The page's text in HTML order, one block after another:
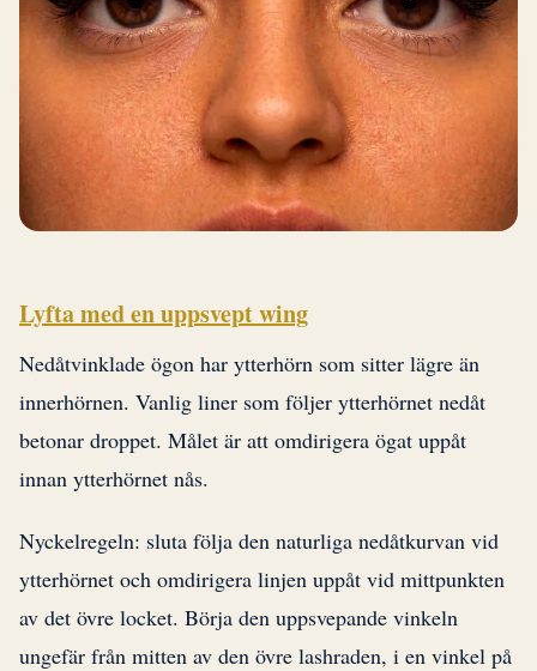
Lyfta med en uppsvept wing
Nedåtvinklade ögon har ytterhörn som sitter lägre än
innerhörnen. Vanlig liner som följer ytterhörnet nedåt
betonar droppet. Målet är att omdirigera ögat uppåt
innan ytterhörnet nås.
Nyckelregeln: sluta följa den naturliga nedåtkurvan vid
ytterhörnet och omdirigera linjen uppåt vid mittpunkten
av det övre locket. Börja den uppsvepande vinkeln
ungefär från mitten av den övre lashraden, i en vinkel på